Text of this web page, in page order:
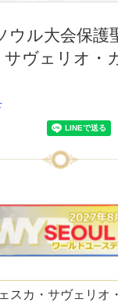
ウル大会保
ヴェリオ・
スカ・サヴェリオ